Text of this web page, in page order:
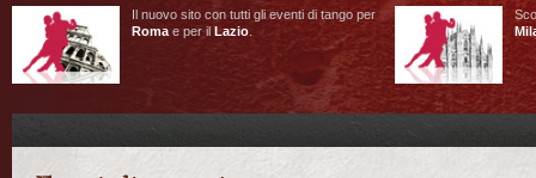
Il nuovo sito con tutti gli eventi di tango per
Roma e per il Lazio